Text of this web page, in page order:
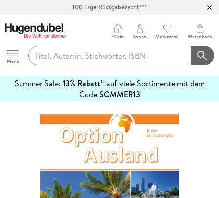
100 Tage Rückgaberecht***
Hugendubel
Menu
Filiale Konto Merkzettel Warenkorb
Summer Sale: 13% Rabatt12auf viele Sortimente mit dem
CodeSOMMER13
erfahren